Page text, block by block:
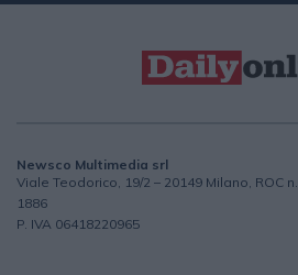
Newsco Multimedia srl
Viale Teodorico, 19/2 – 20149 Milano, ROC n.
1886
P. IVA 06418220965